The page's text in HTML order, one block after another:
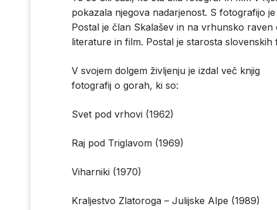
pokazala njegova nadarjenost. S fotografijo
Postal je član Skalašev in na vrhunsko
literature in film. Postal je starosta slovenskih
V svojem dolgem življenju je izdal več knjig
fotografij o gorah, ki so:
Svet pod vrhovi (1962)
Raj pod Triglavom (1969)
Viharniki (1970)
Kraljestvo Zlatoroga – Julijske Alpe (1989)